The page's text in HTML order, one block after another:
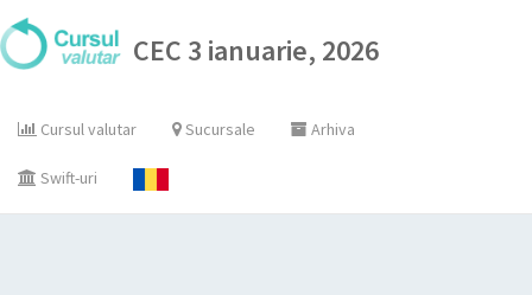
CEC 3 ianuarie, 2026
Cursul valutar Sucursale Arhiva
Swift-uri